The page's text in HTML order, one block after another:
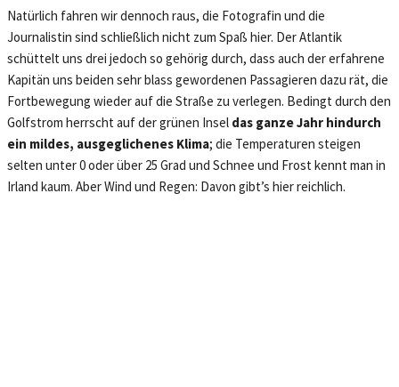
Natürlich fahren wir dennoch raus, die Fotografin und die
Journalistin sind schließlich nicht zum Spaß hier. Der Atlantik
schüttelt uns drei jedoch so gehörig durch, dass auch der erfahrene
Kapitän uns beiden sehr blass gewordenen Passagieren dazu rät, die
Fortbewegung wieder auf die Straße zu verlegen. Bedingt durch den
Golfstrom herrscht auf der grünen Insel das ganze Jahr hindurch
ein mildes, ausgeglichenes Klima; die Temperaturen steigen
selten unter 0 oder über 25 Grad und Schnee und Frost kennt man in
Irland kaum. Aber Wind und Regen: Davon gibt’s hier reichlich.